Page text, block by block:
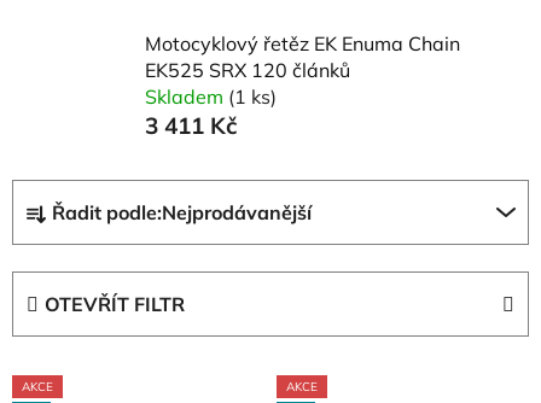
Motocyklový řetěz EK Enuma Chain
EK525 SRX 120 článků
Skladem (1 ks)
3 411 Kč
a
z
p
Řadit podle:Nejprodávanější
OTEVŘÍT FILTR
VAKCE
AKCE